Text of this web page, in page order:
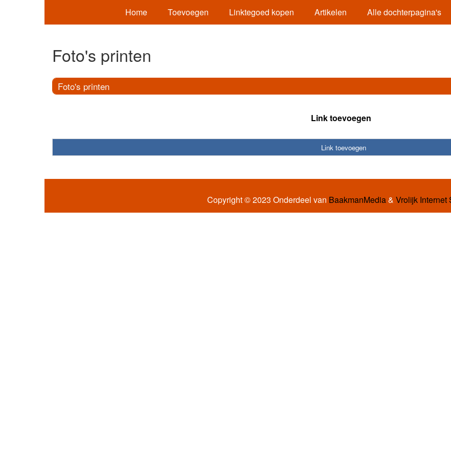
Home Toevoegen Linktegoed kopen Artikelen Alle dochterpagina's
Foto's printen
Foto's printen
Link toevoegen
Link toevoegen
Copyright © 2023 Onderdeel van BaakmanMedia& Vrolijk Internet